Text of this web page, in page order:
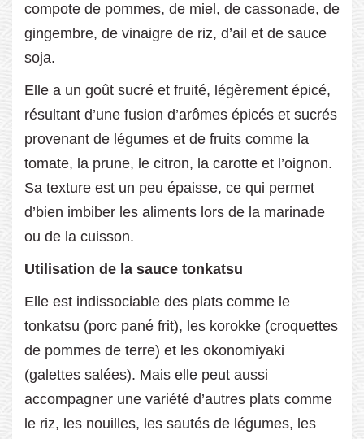
compote de pommes, de miel, de cassonade, de
gingembre, de vinaigre de riz, d’ail et de sauce
soja.
Elle a un goût sucré et fruité, légèrement épicé,
résultant d’une fusion d’arômes épicés et sucrés
provenant de légumes et de fruits comme la
tomate, la prune, le citron, la carotte et l’oignon.
Sa texture est un peu épaisse, ce qui permet
d’bien imbiber les aliments lors de la marinade
ou de la cuisson.
Utilisation de la sauce tonkatsu
Elle est indissociable des plats comme le
tonkatsu (porc pané frit), les korokke (croquettes
de pommes de terre) et les okonomiyaki
(galettes salées). Mais elle peut aussi
accompagner une variété d’autres plats comme
le riz, les nouilles, les sautés de légumes, les